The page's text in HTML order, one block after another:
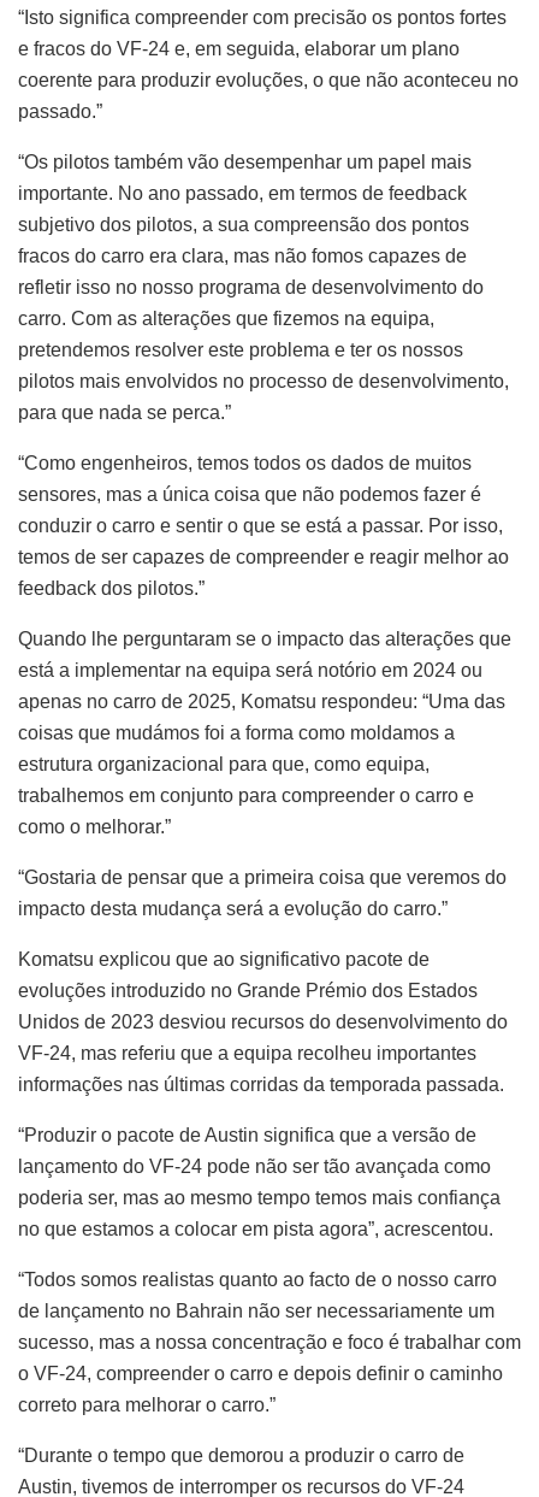
“Isto significa compreender com precisão os pontos fortes
e fracos do VF-24 e, em seguida, elaborar um plano
coerente para produzir evoluções, o que não aconteceu no
passado.”
“Os pilotos também vão desempenhar um papel mais
importante. No ano passado, em termos de feedback
subjetivo dos pilotos, a sua compreensão dos pontos
fracos do carro era clara, mas não fomos capazes de
refletir isso no nosso programa de desenvolvimento do
carro. Com as alterações que fizemos na equipa,
pretendemos resolver este problema e ter os nossos
pilotos mais envolvidos no processo de desenvolvimento,
para que nada se perca.”
“Como engenheiros, temos todos os dados de muitos
sensores, mas a única coisa que não podemos fazer é
conduzir o carro e sentir o que se está a passar. Por isso,
temos de ser capazes de compreender e reagir melhor ao
feedback dos pilotos.”
Quando lhe perguntaram se o impacto das alterações que
está a implementar na equipa será notório em 2024 ou
apenas no carro de 2025, Komatsu respondeu: “Uma das
coisas que mudámos foi a forma como moldamos a
estrutura organizacional para que, como equipa,
trabalhemos em conjunto para compreender o carro e
como o melhorar.”
“Gostaria de pensar que a primeira coisa que veremos do
impacto desta mudança será a evolução do carro.”
Komatsu explicou que ao significativo pacote de
evoluções introduzido no Grande Prémio dos Estados
Unidos de 2023 desviou recursos do desenvolvimento do
VF-24, mas referiu que a equipa recolheu importantes
informações nas últimas corridas da temporada passada.
“Produzir o pacote de Austin significa que a versão de
lançamento do VF-24 pode não ser tão avançada como
poderia ser, mas ao mesmo tempo temos mais confiança
no que estamos a colocar em pista agora”, acrescentou.
“Todos somos realistas quanto ao facto de o nosso carro
de lançamento no Bahrain não ser necessariamente um
sucesso, mas a nossa concentração e foco é trabalhar com
o VF-24, compreender o carro e depois definir o caminho
correto para melhorar o carro.”
“Durante o tempo que demorou a produzir o carro de
Austin, tivemos de interromper os recursos do VF-24